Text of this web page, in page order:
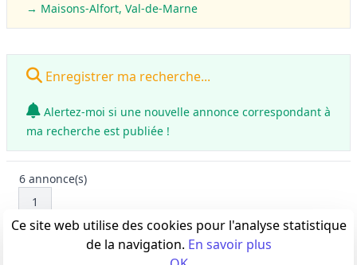
→ Maisons-Alfort, Val-de-Marne
Enregistrer ma recherche...
Alertez-moi si une nouvelle annonce correspondant à
ma recherche est publiée !
6 annonce(s)
1
Ce site web utilise des cookies pour l'analyse statistique
de la navigation. En savoir plus